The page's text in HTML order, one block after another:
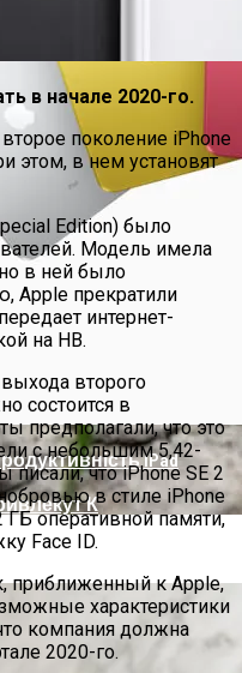
Новую Смертельную
IPad
К
За Повторное
Материалов
в начале 2020-го.
поколение iPhone
этом, в нем установят
Edition) было
Модель имела
в ней было
Apple прекратили
интернет-
на НВ.
второго
состоится в
предполагали, что это
с небольшим 5,42-
что iPhone SE 2
в стиле iPhone
ГБ оперативной памяти,
Face ID.
приближенный к Apple,
характеристики
компания должна
2020-го.